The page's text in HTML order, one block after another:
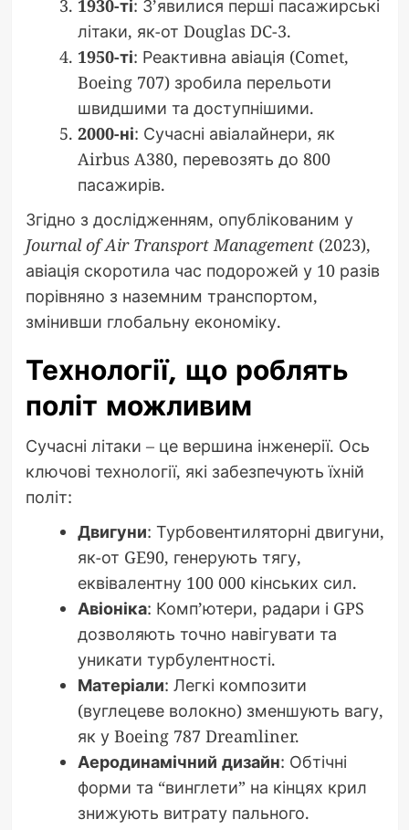
1930-ті: З’явилися перші пасажирські
літаки, як-от Douglas DC-3.
1950-ті: Реактивна авіація (Comet,
Boeing 707) зробила перельоти
швидшими та доступнішими.
2000-ні: Сучасні авіалайнери, як
Airbus A380, перевозять до 800
пасажирів.
Згідно з дослідженням, опублікованим у
Journal of Air Transport Management(2023),
авіація скоротила час подорожей у 10 разів
порівняно з наземним транспортом,
змінивши глобальну економіку.
Технології, що роблять
політ можливим
Сучасні літаки – це вершина інженерії. Ось
ключові технології, які забезпечують їхній
політ:
Двигуни: Турбовентиляторні двигуни,
як-от GE90, генерують тягу,
еквівалентну 100 000 кінських сил.
Авіоніка: Комп’ютери, радари і GPS
дозволяють точно навігувати та
уникати турбулентності.
Матеріали: Легкі композити
(вуглецеве волокно) зменшують вагу,
як у Boeing 787 Dreamliner.
Аеродинамічний дизайн: Обтічні
форми та “винглети” на кінцях крил
знижують витрату пального.